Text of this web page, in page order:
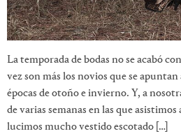
La temporada de bodas no se acabó
vez son más los novios que se apuntan
épocas de otoño e invierno. Y, a
de varias semanas en las que asistimos
lucimos mucho vestido escotado […]